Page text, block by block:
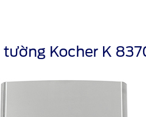
Kocher K